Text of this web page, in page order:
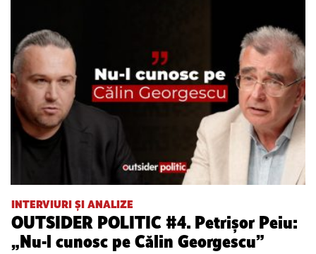
INTERVIURI ȘI ANALIZE
OUTSIDER POLITIC #4. Petrișor Peiu:
„Nu-l cunosc pe Călin Georgescu”